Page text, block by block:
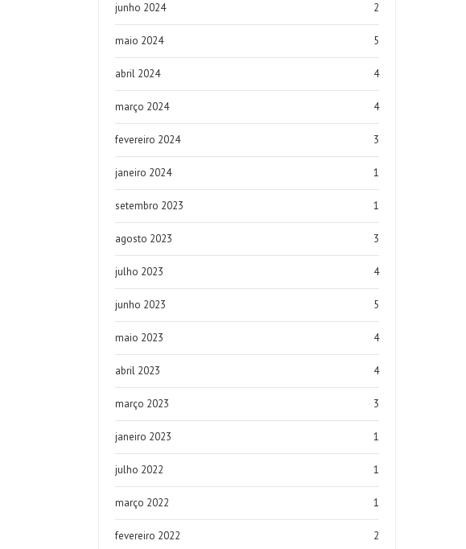
junho 2024 2
maio 2024 5
abril 2024 4
março 2024 4
fevereiro 2024 3
janeiro 2024 1
setembro 2023 1
agosto 2023 3
julho 2023 4
junho 2023 5
maio 2023 4
abril 2023 4
março 2023 3
janeiro 2023 1
julho 2022 1
março 2022 1
fevereiro 2022 2